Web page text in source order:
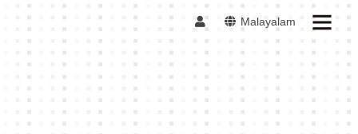
Malayalam